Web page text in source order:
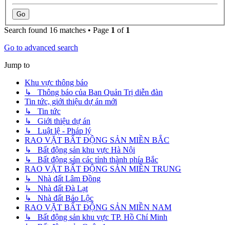
Search found 16 matches • Page 1 of 1
Go to advanced search
Jump to
Khu vực thông báo
↳ Thông báo của Ban Quản Trị diễn đàn
Tin tức, giới thiệu dự án mới
↳ Tin tức
↳ Giới thiệu dự án
↳ Luật lệ - Pháp lý
RAO VẶT BẤT ĐỘNG SẢN MIỀN BẮC
↳ Bất động sản khu vực Hà Nội
↳ Bất động sản các tỉnh thành phía Bắc
RAO VẶT BẤT ĐỘNG SẢN MIỀN TRUNG
↳ Nhà đất Lâm Đồng
↳ Nhà đất Đà Lạt
↳ Nhà đất Bảo Lộc
RAO VẶT BẤT ĐỘNG SẢN MIỀN NAM
↳ Bất động sản khu vực TP. Hồ Chí Minh